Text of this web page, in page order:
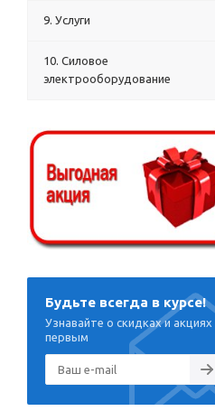
9. Услуги
10. Силовое
электрооборудование
Будьте всегда в курсе!
Узнавайте о скидках и акциях
первым